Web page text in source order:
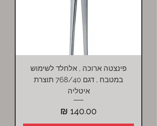
פינצטה ארוכה , אלחלד לשימוש
במטבח , דגם 768/40 תוצרת
איטליה
מחיר